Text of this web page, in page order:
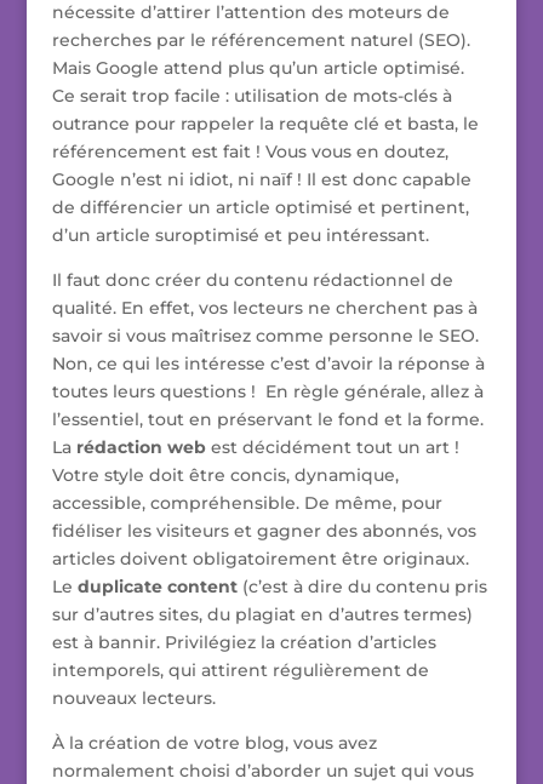
nécessite d’attirer l’attention des moteurs de
recherches par le référencement naturel (SEO).
Mais Google attend plus qu’un article optimisé.
Ce serait trop facile : utilisation de mots-clés à
outrance pour rappeler la requête clé et basta, le
référencement est fait ! Vous vous en doutez,
Google n’est ni idiot, ni naïf ! Il est donc capable
de différencier un article optimisé et pertinent,
d’un article suroptimisé et peu intéressant.
Il faut donc créer du contenu rédactionnel de
qualité. En effet, vos lecteurs ne cherchent pas à
savoir si vous maîtrisez comme personne le SEO.
Non, ce qui les intéresse c’est d’avoir la réponse à
toutes leurs questions ! En règle générale, allez à
l’essentiel, tout en préservant le fond et la forme.
La rédaction webest décidément tout un art !
Votre style doit être concis, dynamique,
accessible, compréhensible. De même, pour
fidéliser les visiteurs et gagner des abonnés, vos
articles doivent obligatoirement être originaux.
Le duplicate content(c’est à dire du contenu pris
sur d’autres sites, du plagiat en d’autres termes)
est à bannir. Privilégiez la création d’articles
intemporels, qui attirent régulièrement de
nouveaux lecteurs.
À la création de votre blog, vous avez
normalement choisi d’aborder un sujet qui vous